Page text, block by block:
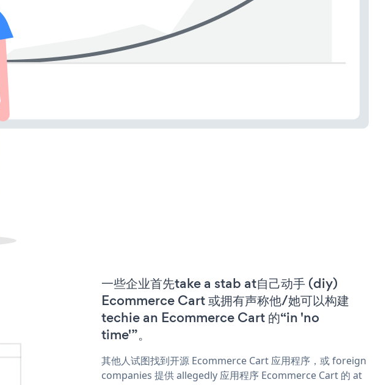
一些企业首先take a stab at自己动手 (diy)
Ecommerce Cart 或拥有声称他/她可以构建
techie an Ecommerce Cart 的“in 'no
time'”。
其他人试图找到开源 Ecommerce Cart 应用程序，或 foreign
companies 提供 allegedly 应用程序 Ecommerce Cart 的 at